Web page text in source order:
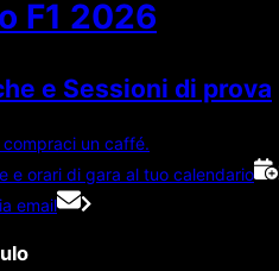
F1 2026
e Sessioni di prova
compraci un caffé.
e orari di gara al tuo calendario
email